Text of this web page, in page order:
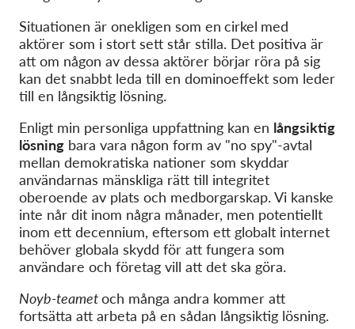
Situationen är onekligen som en cirkel med
aktörer som i stort sett står stilla. Det positiva är
att om någon av dessa aktörer börjar röra på sig
kan det snabbt leda till en dominoeffekt som leder
till en långsiktig lösning.
Enligt min personliga uppfattning kan en långsiktig
lösning bara vara någon form av "no spy"-avtal
mellan demokratiska nationer som skyddar
användarnas mänskliga rätt till integritet
oberoende av plats och medborgarskap. Vi kanske
inte når dit inom några månader, men potentiellt
inom ett decennium, eftersom ett globalt internet
behöver globala skydd för att fungera som
användare och företag vill att det ska göra.
Noyb-teametoch många andra kommer att
fortsätta att arbeta på en sådan långsiktig lösning.